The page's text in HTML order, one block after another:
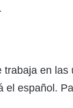
en las
el español.